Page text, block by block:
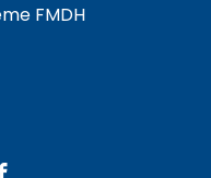
FMDH